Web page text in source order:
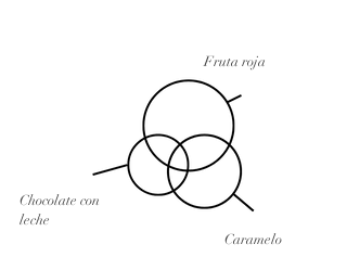
Fruta roja
Caramelo
Chocolate con
leche